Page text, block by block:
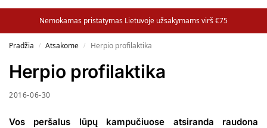
Nemokamas pristatymas Lietuvoje užsakymams virš €75
Pradžia / Atsakome / Herpio profilaktika
Herpio profilaktika
2016-06-30
Vos peršalus lūpų kampučiuose atsiranda raudona